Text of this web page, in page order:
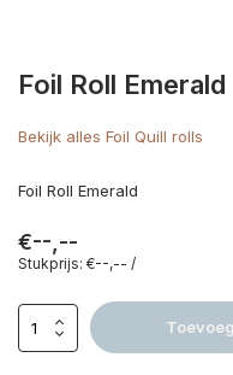
Foil Roll Emerald
Bekijk alles Foil Quill rolls
Foil Roll Emerald
€--,--
Stukprijs: €--,-- /